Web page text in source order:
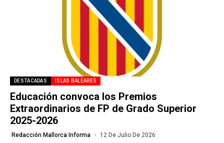
DESTACADAS ISLAS BALEARES
Educación convoca los Premios
Extraordinarios de FP de Grado Superior
2025-2026
Redacción Mallorca Informa 12 De Julio De 2026